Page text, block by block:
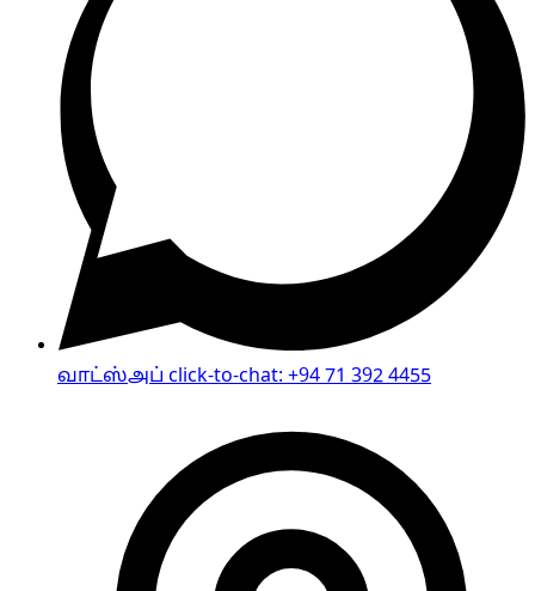
வாட்ஸ்அப் click-to-chat:+94 71 392 4455